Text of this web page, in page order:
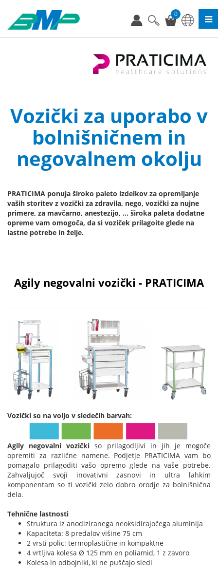
0
Vozički za uporabo v
bolnišničnem in
negovalnem okolju
PRATICIMA ponuja široko paleto izdelkov za opremljanje
vaših storitev z vozički za zdravila, nego, vozički za nujne
primere, za mavčarno, anestezijo, ... široka paleta dodatne
opreme vam omogoča, da si voziček prilagoite glede na
lastne potrebe in želje.
Agily negovalni vozički - PRATICIMA
Vozički so na voljo v sledečih barvah:
Agily negovalni vozički so prilagodljivi in jih je mogoče
opremiti za različne namene. Podjetje PRATICIMA vam bo
pomagalo prilagoditi vašo opremo glede na vaše potrebe.
Zahvaljujoč svoji inovativni zasnovi in ultra lahkim
komponentam so ti vozički zelo dobro orodje za bolnišnična
dela.
Tehnične lastnosti
Struktura iz anodiziranega neoksidirajočega aluminija
Kapaciteta: 8 predalov višine 75 cm
2 vrsti polic: termoplastične in kompaktne
4 vrtljiva kolesa Ø 125 mm en poliamid, 1 z zavoro
Kolesa in odbojniki, ki ne puščajo sledi